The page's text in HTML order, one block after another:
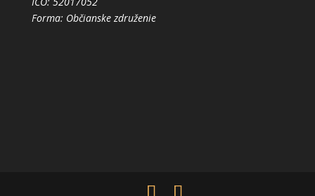
Forma: Občianske združenie